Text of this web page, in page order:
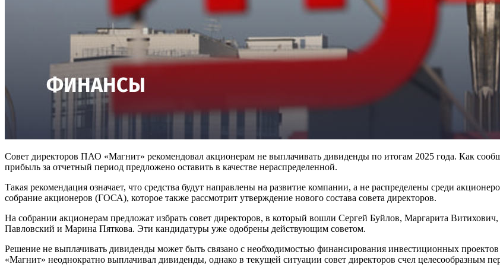
Совет директоров ПАО «Магнит» рекомендовал акционерам не выплачивать дивиденды по итогам 2025 года. Как
прибыль за отчетный период предложено оставить в качестве нераспределенной.
Такая рекомендация означает, что средства будут направлены на развитие компании, а не распределены среди
собрание акционеров (ГОСА), которое также рассмотрит утверждение нового состава совета директоров.
На собрании акционерам предложат избрать совет директоров, в который вошли Сергей Буйлов, Маргарита
Павловский и Марина Пяткова. Эти кандидатуры уже одобрены действующим советом.
Решение не выплачивать дивиденды может быть связано с необходимостью финансирования инвестиционных
«Магнит» неоднократно выплачивал дивиденды, однако в текущей ситуации совет директоров счел целесообразным